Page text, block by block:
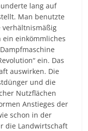
lang auf
Man benutzte
verhältnismäßig
ein einkömmliches
ein. Das
auswirken. Die
und die
Nutzflächen
Anstieges der
schon in der
die Landwirtschaft